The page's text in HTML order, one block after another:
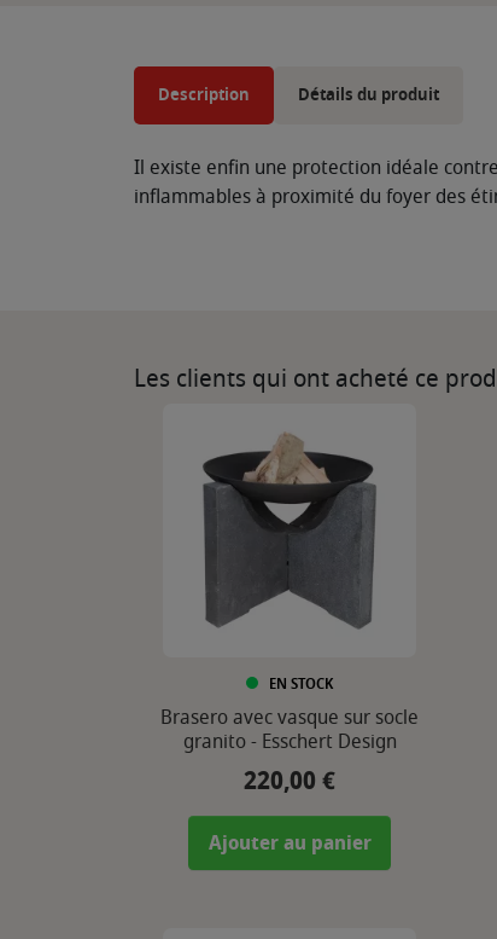
Description Détails du produit
Il existe enfin une protection idéale
inflammables à proximité du foyer des
Les clients qui ont acheté ce
EN STOCK
Brasero avec vasque sur socle
granito - Esschert Design
Prix
220,00 €
Ajouter au panier